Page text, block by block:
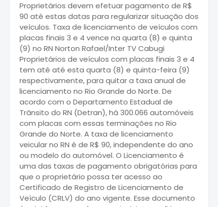
Proprietários devem efetuar pagamento de R$
90 até estas datas para regularizar situação dos
veículos. Taxa de licenciamento de veículos com
placas finais 3 e 4 vence na quarta (8) e quinta
(9) no RN Norton Rafael/Inter TV Cabugi
Proprietários de veículos com placas finais 3 e 4
tem até até esta quarta (8) e quinta-feira (9)
respectivamente, para quitar a taxa anual de
licenciamento no Rio Grande do Norte. De
acordo com o Departamento Estadual de
Trânsito do RN (Detran), há 300.066 automóveis
com placas com essas terminações no Rio
Grande do Norte. A taxa de licenciamento
veicular no RN é de R$ 90, independente do ano
ou modelo do automóvel. O Licenciamento é
uma das taxas de pagamento obrigatórias para
que o proprietário possa ter acesso ao
Certificado de Registro de Licenciamento de
Veículo (CRLV) do ano vigente. Esse documento